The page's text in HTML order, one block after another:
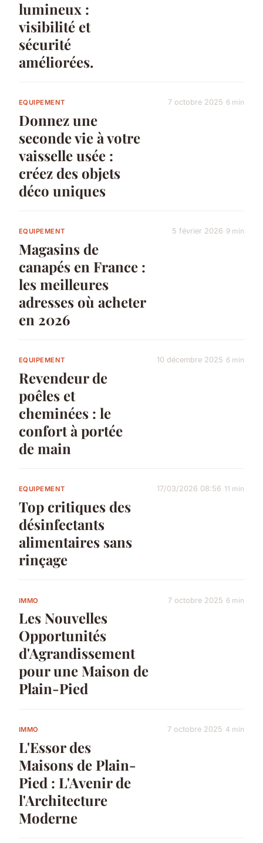
lumineux :
visibilité et
sécurité
améliorées.
EQUIPEMENT
Donnez une
seconde vie à votre
vaisselle usée :
créez des objets
déco uniques
7 octobre 2025 6 min
EQUIPEMENT
Magasins de
canapés en France :
les meilleures
adresses où acheter
en 2026
5 février 2026 9 min
EQUIPEMENT
Revendeur de
poêles et
cheminées : le
confort à portée
de main
10 décembre 2025 6 min
EQUIPEMENT
Top critiques des
désinfectants
alimentaires sans
rinçage
17/03/2026 08:56 11 min
IMMO
Les Nouvelles
Opportunités
d'Agrandissement
pour une Maison de
Plain-Pied
7 octobre 2025 6 min
IMMO
L'Essor des
Maisons de Plain-
Pied : L'Avenir de
l'Architecture
Moderne
7 octobre 2025 4 min